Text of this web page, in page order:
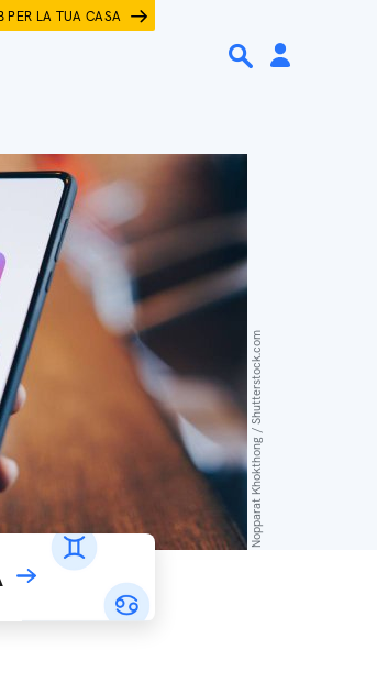
PER LA TUA CASA
Nopparat Khokthong / Shutterstock.com